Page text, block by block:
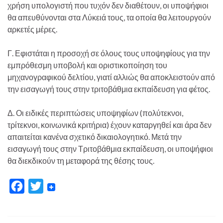
χρήση υπολογιστή που τυχόν δεν διαθέτουν, οι υποψήφιοι
θα απευθύνονται στα Λύκειά τους, τα οποία θα λειτουργούν
αρκετές μέρες.
Γ. Εφιστάται η προσοχή σε όλους τους υποψηφίους για την
εμπρόθεσμη υποβολή και οριστικοποίηση του
μηχανογραφικού δελτίου, γιατί αλλιώς θα αποκλειστούν από
την εισαγωγή τους στην τριτοβάθμια εκπαίδευση για φέτος.
Δ. Οι ειδικές περιπτώσεις υποψηφίων (πολύτεκνοι,
τρίτεκνοι, κοινωνικά κριτήρια) έχουν καταργηθεί και άρα δεν
απαιτείται κανένα σχετικό δικαιολογητικό. Μετά την
εισαγωγή τους στην Τριτοβάθμια εκπαίδευση, οι υποψήφιοι
θα διεκδικούν τη μεταφορά της θέσης τους.
T